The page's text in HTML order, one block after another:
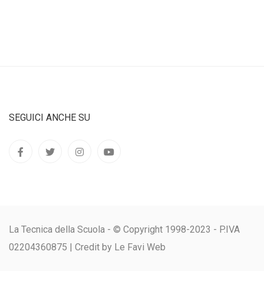
SEGUICI ANCHE SU
La Tecnica della Scuola - © Copyright 1998-2023 - P.IVA
02204360875 | Credit by Le Favi Web